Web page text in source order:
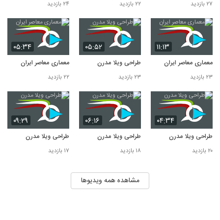
۲۷ بازدید ۲۲ بازدید ۲۴ بازدید
۱۱:۱۳
معماری معاصر ایران
۲۳ بازدید
۰۵:۵۲
طراحی ویلا مدرن
۲۳ بازدید
۰۵:۳۴
معماری معاصر ایران
۲۲ بازدید
۰۴:۳۴
طراحی ویلا مدرن
۲۰ بازدید
۰۶:۱۶
طراحی ویلا مدرن
۱۸ بازدید
۰۹:۲۹
طراحی ویلا مدرن
۱۷ بازدید
مشاهده همه ویدیوها